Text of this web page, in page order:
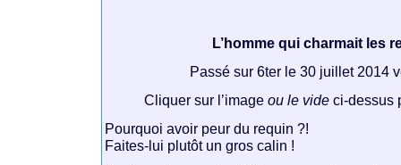
L’homme qui charmait les
Passé sur 6ter le 30 juillet 2014
Cliquer sur l’image ou le videci-dessus
Pourquoi avoir peur du requin ?!
Faites-lui plutôt un gros calin !